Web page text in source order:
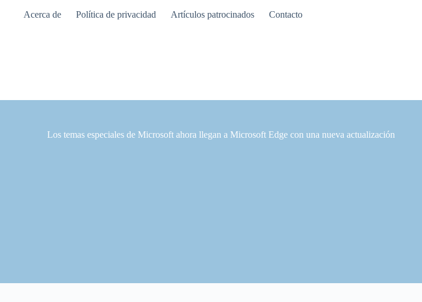
Acerca de Política de privacidad Artículos patrocinados Contacto
Los temas especiales de Microsoft ahora llegan a Microsoft Edge con una nueva actualización